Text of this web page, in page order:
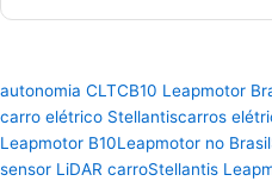
autonomia CLTCB10 Leapmotor
carro elétrico Stellantiscarros
Leapmotor B10Leapmotor no Brasil
sensor LiDAR carroStellantis